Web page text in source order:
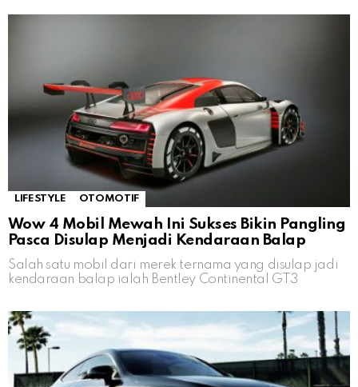
LIFESTYLE OTOMOTIF
Wow 4 Mobil Mewah Ini Sukses Bikin Pangling
Pasca Disulap Menjadi Kendaraan Balap
Salah satu mobil dari merek ternama yang disulap jadi
kendaraan balap ialah Bentley Continental GT3